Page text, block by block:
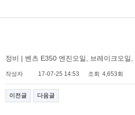
정비 | 벤츠 E350 엔진오일, 브레이크오일
작성자 17-07-25 14:53 조회 4,653회
이전글 다음글